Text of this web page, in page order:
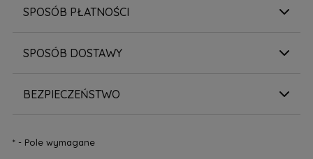
SPOSÓB PŁATNOŚCI
SPOSÓB DOSTAWY
BEZPIECZEŃSTWO
*- Pole wymagane